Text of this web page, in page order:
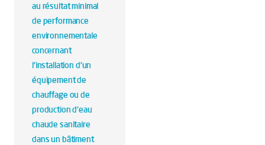
au résultat minimal
de performance
environnementale
concernant
l'installation d'un
équipement de
chauffage ou de
production d'eau
chaude sanitaire
dans un bâtiment